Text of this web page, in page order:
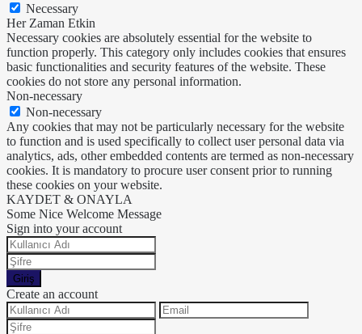
Necessary
Her Zaman Etkin
Necessary cookies are absolutely essential for the website to
function properly. This category only includes cookies that ensures
basic functionalities and security features of the website. These
cookies do not store any personal information.
Non-necessary
Non-necessary
Any cookies that may not be particularly necessary for the website
to function and is used specifically to collect user personal data via
analytics, ads, other embedded contents are termed as non-necessary
cookies. It is mandatory to procure user consent prior to running
these cookies on your website.
KAYDET & ONAYLA
Some Nice Welcome Message
Sign into your account
Giriş
Create an account